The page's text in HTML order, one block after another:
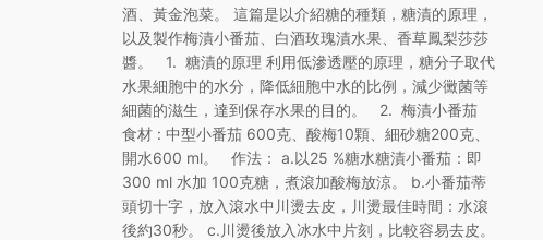
酒、黃金泡菜。 這篇是以介紹糖的種類，糖漬的原理，
以及製作梅漬小番茄、白酒玫瑰漬水果、香草鳳梨莎莎
醬。 1. 糖漬的原理 利用低滲透壓的原理，糖分子取代
水果細胞中的水分，降低細胞中水的比例，減少黴菌等
細菌的滋生，達到保存水果的目的。 2. 梅漬小番茄
食材 : 中型小番茄 600克、酸梅10顆、細砂糖200克、
開水600 ml。 作法： a.以25 %糖水糖漬小番茄：即
300 ml 水加 100克糖，煮滾加酸梅放涼。 b.小番茄蒂
頭切十字，放入滾水中川燙去皮，川燙最佳時間：水滾
後約30秒。 c.川燙後放入冰水中片刻，比較容易去皮。